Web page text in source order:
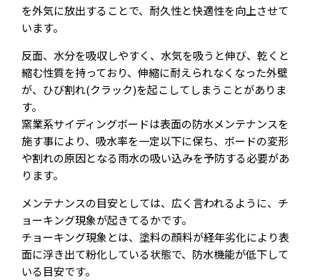
を外気に放出することで、耐久性と快適性を向上させて
います。
反面、水分を吸収しやすく、水気を吸うと伸び、乾くと
縮む性質を持っており、伸縮に耐えられなくなった外壁
が、ひび割れ(クラック)を起こしてしまうことがありま
す。
窯業系サイディングボードは表面の防水メンテナンスを
施す事により、吸水率を一定以下に保ち、ボードの変形
や割れの原因となる雨水の吸い込みを予防する必要があ
ります。
メンテナンスの目安としては、広く言われるように、チ
ョーキング現象が起きてるかです。
チョーキング現象とは、塗料の顔料が経年劣化により表
面に浮き出て粉化している状態で、防水機能が低下して
いる目安です。